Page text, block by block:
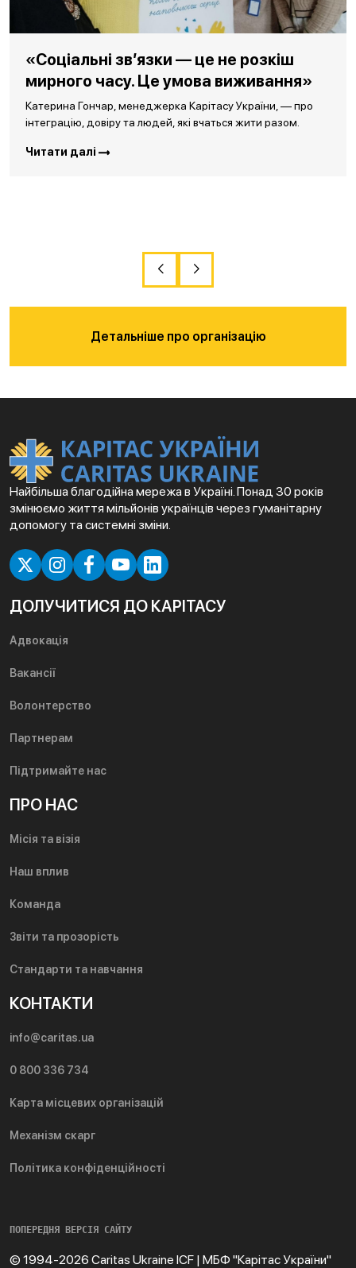
«Соціальні зв’язки — це не розкіш
мирного часу. Це умова виживання»
Катерина Гончар, менеджерка Карітасу України, — про
інтеграцію, довіру та людей, які вчаться жити разом.
Читати далі
Детальніше про організацію
Найбільша благодійна мережа в Україні. Понад 30 років
змінюємо життя мільйонів українців через гуманітарну
допомогу та системні зміни.
ДОЛУЧИТИСЯ ДО КАРІТАСУ
Адвокація
Вакансії
Волонтерство
Партнерам
Підтримайте нас
ПРО НАС
Місія та візія
Наш вплив
Команда
Звіти та прозорість
Стандарти та навчання
КОНТАКТИ
info@caritas.ua
0 800 336 734
Карта місцевих організацій
Механізм скарг
Політика конфіденційності
ПОПЕРЕДНЯ ВЕРСІЯ САЙТУ
© 1994-2026 Caritas Ukraine ICF | МБФ "Карітас України"